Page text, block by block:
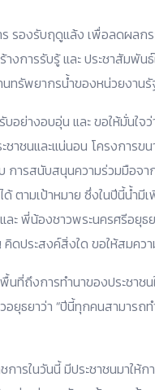
รองรับฤดูแล้ง เพื่อลดผลก
งการรับรู้ และ ประชาสัมพัน
ทรัพยากรน้ำของหน่วยงาน
ย่างอบอุ่น และ ขอให้มั่นใจว่
ชาชนและแน่นอน โครงการ
การสนับสนุนความร่วมมือจ
ตามเป้าหมาย ซึ่งในปีนี้น้ำมี
ละ พี่น้องชาวพระนครศรีอยุ
ประสงค์สิ่งใด ขอให้สมควา
ที่ถึงการทำนาของประชาช
ยุธยาว่า “ปีนี้ทุกคนสามารถท
ารในวันนี้ มีประชาชนมาให้